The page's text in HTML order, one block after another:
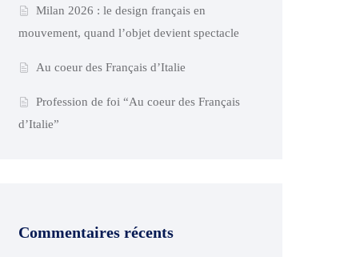
Milan 2026 : le design français en
mouvement, quand l’objet devient spectacle
Au coeur des Français d’Italie
Profession de foi “Au coeur des Français
d’Italie”
Commentaires récents